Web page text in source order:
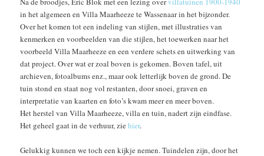
in het algemeen en Villa Maarheeze te Wassenaar in het bijzonder.
Over het komen tot een indeling van stijlen, met illustraties van
kenmerken en voorbeelden van die stijlen, het toewerken naar het
voorbeeld Villa Maarheeze en een verdere schets en uitwerking van
dat project. Over wat er zoal boven is gekomen. Boven tafel, uit
archieven, fotoalbums enz., maar ook letterlijk boven de grond. De
tuin stond en staat nog vol restanten, door snoei, graven en
interpretatie van kaarten en foto’s kwam meer en meer boven.
Het herstel van Villa Maarheeze, villa en tuin, nadert zijn eindfase.
Het geheel gaat in de verhuur, ziehier.
Gelukkig kunnen we toch een kijkje nemen. Tuindelen zijn, door het